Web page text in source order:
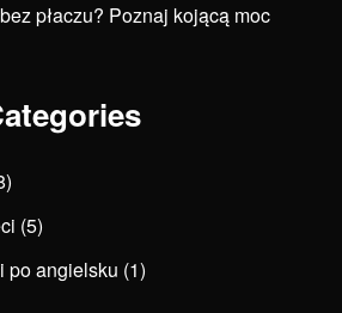
płaczu? Poznaj kojącą moc
(5)
po angielsku (1)